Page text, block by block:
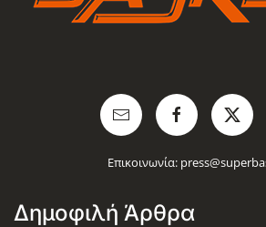
Επικοινωνία:
Δημοφιλή Άρθρα